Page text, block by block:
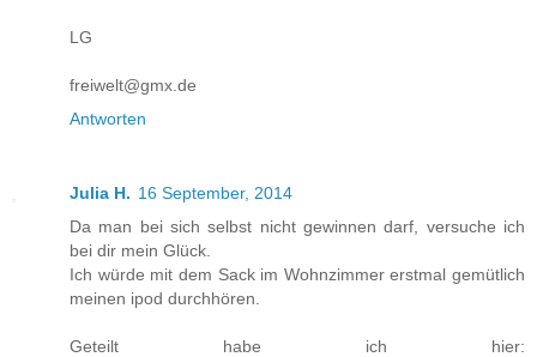
LG
freiwelt@gmx.de
Antworten
Julia H. 16 September, 2014
Da man bei sich selbst nicht gewinnen darf, versuche ich
bei dir mein Glück.
Ich würde mit dem Sack im Wohnzimmer erstmal gemütlich
meinen ipod durchhören.
Geteilt habe ich hier: